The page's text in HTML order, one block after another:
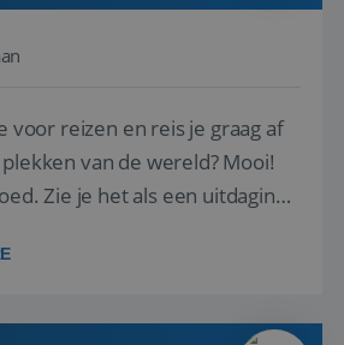
voor reizen en reis je graag af
van de wereld? Mooi!
Zie je het als een uitdaging
boeken van de perfecte
nu samen gevoegd...